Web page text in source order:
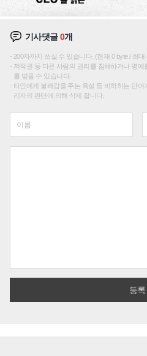
기사댓글0개
200자까지 쓰실 수 있습니다. (현재 0 byte / 최대
저작권 등 다른 사람의 권리를 침해하거나 명
를 받을 수 있습니다.
타인에게 불쾌감을 주는 욕설 등 비하하는 단
리자의 판단에 의해 삭제 합니다.